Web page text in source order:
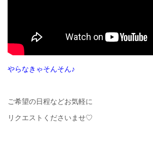
やらなきゃそんそん♪
ご希望の日程などお気軽に
リクエストくださいませ♡